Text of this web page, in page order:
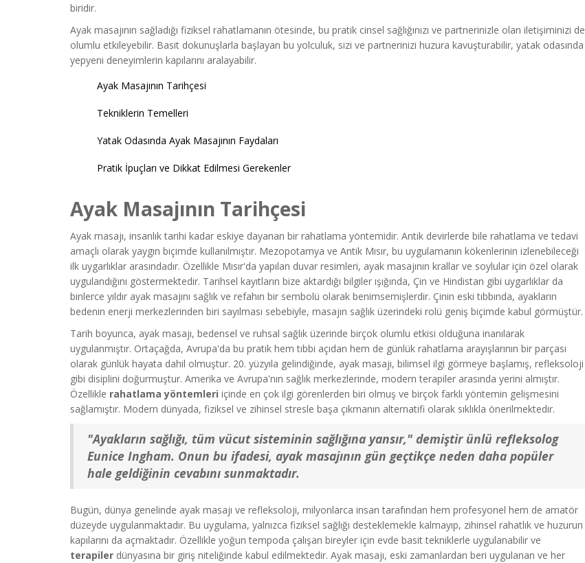
biridir.
Ayak masajının sağladığı fiziksel rahatlamanın ötesinde, bu pratik cinsel sağlığınızı ve partnerinizle olan iletişiminizi de
olumlu etkileyebilir. Basit dokunuşlarla başlayan bu yolculuk, sizi ve partnerinizi huzura kavuşturabilir, yatak odasında
yepyeni deneyimlerin kapılarını aralayabilir.
Ayak Masajının Tarihçesi
Tekniklerin Temelleri
Yatak Odasında Ayak Masajının Faydaları
Pratik İpuçları ve Dikkat Edilmesi Gerekenler
Ayak Masajının Tarihçesi
Ayak masajı, insanlık tarihi kadar eskiye dayanan bir rahatlama yöntemidir. Antik devirlerde bile rahatlama ve tedavi
amaçlı olarak yaygın biçimde kullanılmıştır. Mezopotamya ve Antik Mısır, bu uygulamanın kökenlerinin izlenebileceği
ilk uygarlıklar arasındadır. Özellikle Mısır'da yapılan duvar resimleri, ayak masajının krallar ve soylular için özel olarak
uygulandığını göstermektedir. Tarihsel kayıtların bize aktardığı bilgiler ışığında, Çin ve Hindistan gibi uygarlıklar da
binlerce yıldır ayak masajını sağlık ve refahın bir sembolü olarak benimsemişlerdir. Çinin eski tıbbında, ayakların
bedenin enerji merkezlerinden biri sayılması sebebiyle, masajın sağlık üzerindeki rolü geniş biçimde kabul görmüştür.
Tarih boyunca, ayak masajı, bedensel ve ruhsal sağlık üzerinde birçok olumlu etkisi olduğuna inanılarak
uygulanmıştır. Ortaçağda, Avrupa'da bu pratik hem tıbbi açıdan hem de günlük rahatlama arayışlarının bir parçası
olarak günlük hayata dahil olmuştur. 20. yüzyıla gelindiğinde, ayak masajı, bilimsel ilgi görmeye başlamış, refleksoloji
gibi disiplini doğurmuştur. Amerika ve Avrupa'nın sağlık merkezlerinde, modern terapiler arasında yerini almıştır.
Özellikle rahatlama yöntemleri içinde en çok ilgi görenlerden biri olmuş ve birçok farklı yöntemin gelişmesini
sağlamıştır. Modern dünyada, fiziksel ve zihinsel stresle başa çıkmanın alternatifi olarak sıklıkla önerilmektedir.
"Ayakların sağlığı, tüm vücut sisteminin sağlığına yansır," demiştir ünlü refleksolog
Eunice Ingham. Onun bu ifadesi, ayak masajının gün geçtikçe neden daha popüler
hale geldiğinin cevabını sunmaktadır.
Bugün, dünya genelinde ayak masajı ve refleksoloji, milyonlarca insan tarafından hem profesyonel hem de amatör
düzeyde uygulanmaktadır. Bu uygulama, yalnızca fiziksel sağlığı desteklemekle kalmayıp, zihinsel rahatlık ve huzurun
kapılarını da açmaktadır. Özellikle yoğun tempoda çalışan bireyler için evde basit tekniklerle uygulanabilir ve
terapiler dünyasına bir giriş niteliğinde kabul edilmektedir. Ayak masajı, eski zamanlardan beri uygulanan ve her